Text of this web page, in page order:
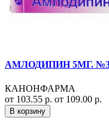
АМЛОДИПИН 5МГ.
КАНОНФАРМА
от 103.55 р. от 109.00 р.
В корзину